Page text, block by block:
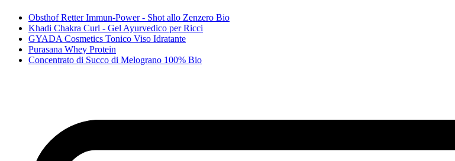
Obsthof Retter Immun-Power - Shot allo Zenzero Bio
Khadi Chakra Curl - Gel Ayurvedico per Ricci
GYADA Cosmetics Tonico Viso Idratante
Purasana Whey Protein
Concentrato di Succo di Melograno 100% Bio